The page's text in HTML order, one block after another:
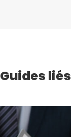
Guides liés